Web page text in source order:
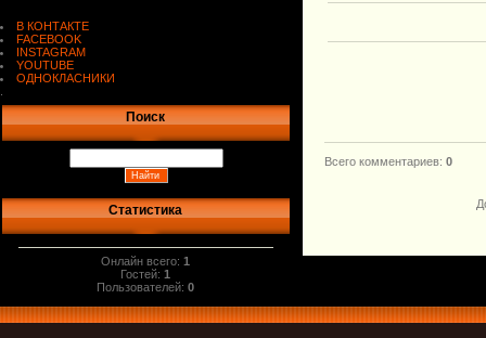
В КОНТАКТЕ
FACEBOOK
INSTAGRAM
YOUTUBE
ОДНОКЛАСНИКИ
Поиск
Статистика
Онлайн всего:1
Гостей:1
Пользователей:0
Всего комментариев: 0